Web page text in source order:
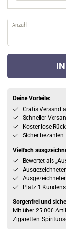
Anzahl
Deine Vorteile:
Gratis Versand
Schneller
Kostenlose
Sicher bezahlen
Vielfach
Bewertet als
Platz 1
Sorgenfrei und
Mit über 25.000
Zigaretten,